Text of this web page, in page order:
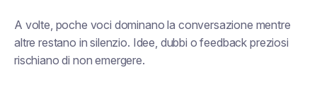
A volte, poche voci dominano la conversazione mentre
altre restano in silenzio. Idee, dubbi o feedback preziosi
rischiano di non emergere.